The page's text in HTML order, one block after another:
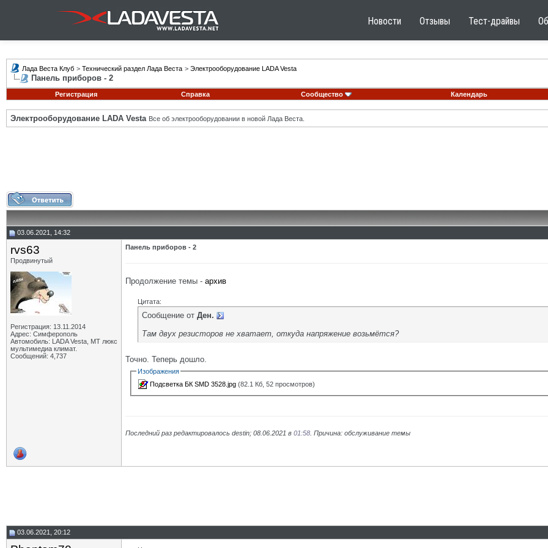
Новости Отзывы Тест-драйвы
Лада Веста Клуб > Технический раздел Лада Веста > Электрооборудование LADA Vesta
Панель приборов - 2
Регистрация Справка Сообщество Календарь
Электрооборудование LADA Vesta Все об электрооборудовании в новой Лада Веста.
03.06.2021, 14:32
rvs63
Продвинутый
Регистрация: 13.11.2014
Адрес: Симферополь
Автомобиль: LADA Vesta, МТ люкс
мультимедиа климат.
Сообщений: 4,737
Панель приборов - 2
Продолжение темы - архив
Цитата:
Сообщение от Ден.
Там двух резисторов не хватает, откуда напряжение возьмётся?
Точно. Теперь дошло.
Изображения
Подсветка БК SMD 3528.jpg (82.1 Кб, 52 просмотров)
Последний раз редактировалось destin; 08.06.2021 в 01:58 . Причина: обслуживание темы
03.06.2021, 20:12